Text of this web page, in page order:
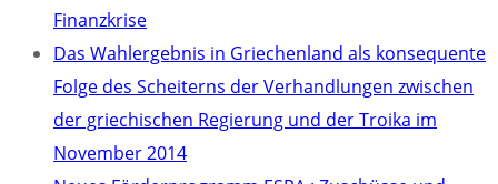
Finanzkrise
Das Wahlergebnis in Griechenland als konsequente
Folge des Scheiterns der Verhandlungen zwischen
der griechischen Regierung und der Troika im
November 2014